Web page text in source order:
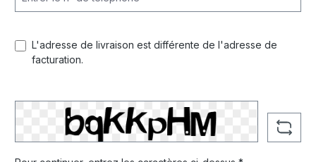
L'adresse de livraison est différente de l'adresse de
facturation.